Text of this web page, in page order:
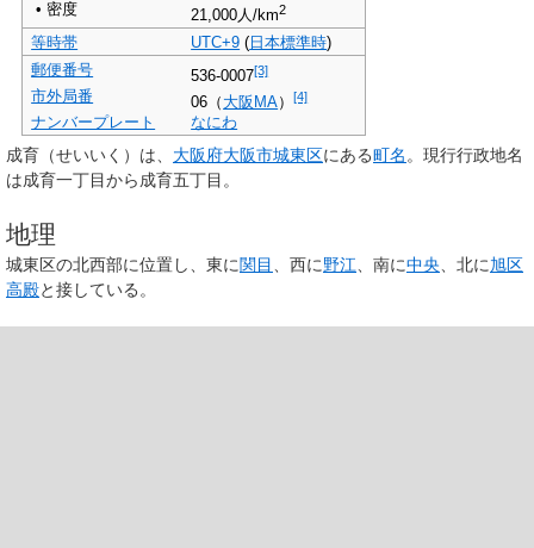
• 密度
21,000人/km2
等時帯 UTC+9 ( 日本標準時)
郵便番号
536-0007[3]
市外局番 06（ 大阪MA）[4]
ナンバープレート なにわ
成育 （せいいく）は、 大阪府大阪市城東区にある町名。現行行政地名
は成育一丁目から成育五丁目。
地理
城東区の北西部に位置し、東に関目 、西に野江 、南に中央 、北に旭区
高殿と接している。